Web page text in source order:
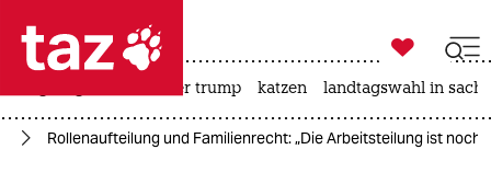
 taz zahl ich
taz zahl ich

taz zahl ich
usa unter trump katzen landtagswahl in
Rollenaufteilung und Familienrecht: „Die Arbeitsteilung ist noch